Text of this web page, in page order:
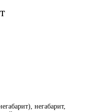
негабарит,